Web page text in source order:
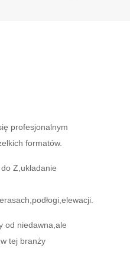
profesjonalnym
formatów.
Z,układanie
od niedawna,ale
tej branży